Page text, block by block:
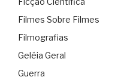
Filmes Sobre Filmes
Filmografias
Geléia Geral
Guerra